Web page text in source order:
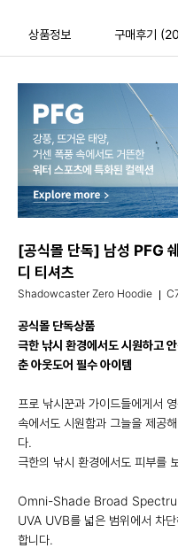
상품정보 구매후기
[공식몰 단독] 남성 PFG
디 티셔츠
Shadowcaster Zero Hoodie
공식몰 단독상품
극한 낚시 환경에서도 시원하고
춘 아웃도어 필수 아이템
프로 낚시꾼과 가이드들에게서
속에서도 시원함과 그늘을 제공
다.
극한의 낚시 환경에서도 피부를
Omni-Shade Broad
UVA UVB를 넓은 범위에서 차
합니다.